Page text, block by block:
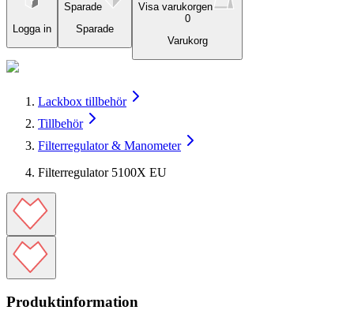
Logga in
Sparade
Sparade
Visa varukorgen
0
Varukorg
Lackbox tillbehör
Tillbehör
Filterregulator & Manometer
Filterregulator 5100X EU
Produktinformation